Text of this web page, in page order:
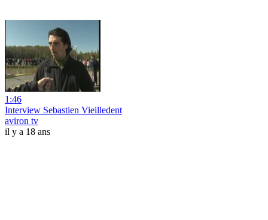
1:46
Interview Sebastien Vieilledent
aviron tv
il y a 18 ans